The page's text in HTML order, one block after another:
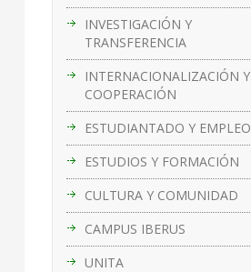
INVESTIGACIÓN Y
TRANSFERENCIA
INTERNACIONALIZACIÓN Y
COOPERACIÓN
ESTUDIANTADO Y EMPLEO
ESTUDIOS Y FORMACIÓN
CULTURA Y COMUNIDAD
CAMPUS IBERUS
UNITA